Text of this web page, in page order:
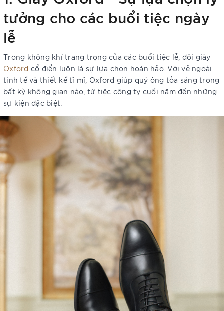
tưởng cho các buổi tiệc ngày
lễ
Trong không khí trang trọng của các buổi tiệc lễ, đôi giày
Oxford cổ điển luôn là sự lựa chọn hoàn hảo. Với vẻ ngoài
tinh tế và thiết kế tỉ mỉ, Oxford giúp quý ông tỏa sáng trong
bất kỳ không gian nào, từ tiệc công ty cuối năm đến những
sự kiện đặc biệt.